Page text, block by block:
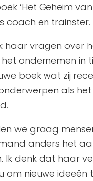
‘Het Geheim
coach en trainster.
haar vragen over
ondernemen in
boek wat zij
als
we graag
anders het
Ik denk dat haar
om nieuwe ideeën